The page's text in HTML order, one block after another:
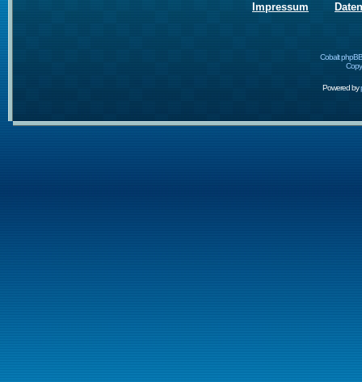
Impressum
Cobalt
Powered by